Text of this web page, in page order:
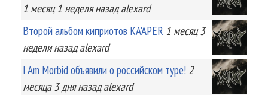
1 месяц 1 неделяназад alexard
Второй альбом киприотов KA'APER 1 месяц 3
неделиназад alexard
I Am Morbid объявили о российском туре! 2
месяца 3 дняназад alexard